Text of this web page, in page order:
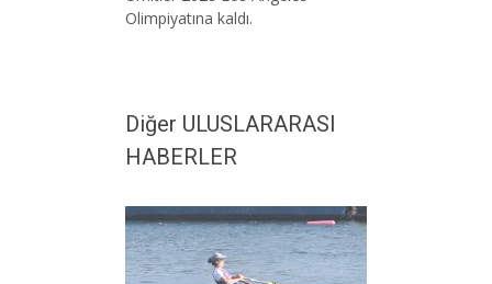
Olimpiyatına kaldı.
Diğer ULUSLARARASI
HABERLER